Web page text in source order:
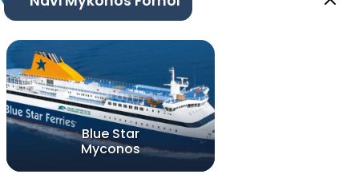
Blue Star
Myconos